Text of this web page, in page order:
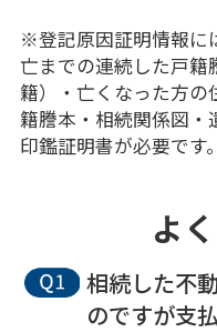
※登記原因証明情報に
亡までの連続した戸
籍）・亡くなった方
籍謄本・相続関係図
印鑑証明書が必要です。
よ
相続した不
のですが支